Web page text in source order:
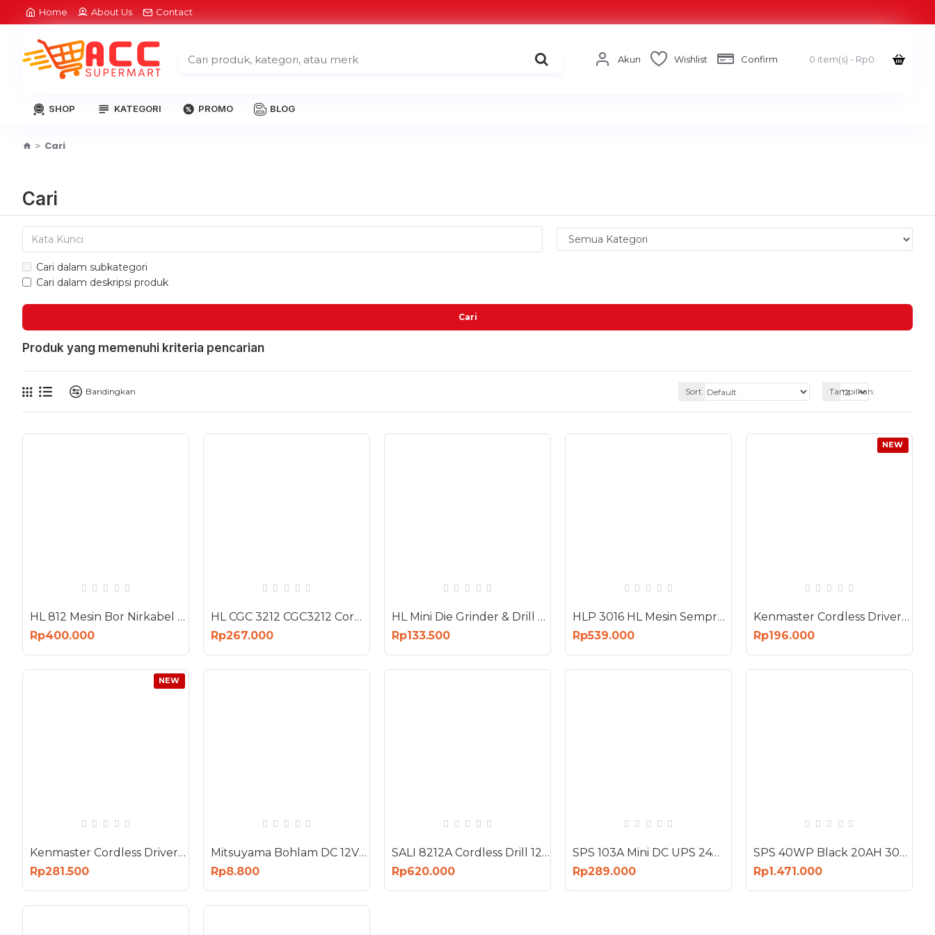
Home About Us Contact
Akun Wishlist Confirm 0 item(s) - Rp0
SHOP KATEGORI PROMO BLOG
Cari
Cari
Cari dalam subkategori
Cari dalam deskripsi produk
Cari
Produk yang memenuhi kriteria pencarian
Bandingkan Sort Tampilkan:
HL 812 Mesin Bor Nirkabel Cordless Drill 12V 2 Baterai Lithium Ion
Rp400.000
HL CGC 3212 CGC3212 Cordless Grass Cutter 12V Potong Rumput Baterai Nirkabel 1500mAh
Rp267.000
HL Mini Die Grinder & Drill Set Alat Tuner Listrik DC12V 400mA DC12V Pro 180B
Rp133.500
HLP 3016 HL Mesin Semprot 2 Fungsi Elektric Sprayer 16 Liter 12V 8A
Rp539.000
NEW
Kenmaster Cordless Driver Drill 10mm Bor Tanpa Kabel 12V 2.0Ah Li-Ion KM-220
Rp196.000
NEW
Kenmaster Cordless Driver Drill 10mm Box Bor Tanpa Kabel Koper 12V 2.0Ah Li-Ion KM-220 + ACC
Rp281.500
Mitsuyama Bohlam DC 12V Plus Kabel 1.5 Meter LED Lampu Emergency Jepit Aki
Rp8.800
SALI 8212A Cordless Drill 12V Koper Bor Baterai 10mm 1500mah 2 Pcs 12 Volt
Rp620.000
SPS 103A Mini DC UPS 24W Input 12V 2A Output 5V 2A 9V 1 A 12V 1A
Rp289.000
SPS 40WP Black 20AH 30AH Solar Panel Lithium Baterai 12V 2A
Rp1.471.000